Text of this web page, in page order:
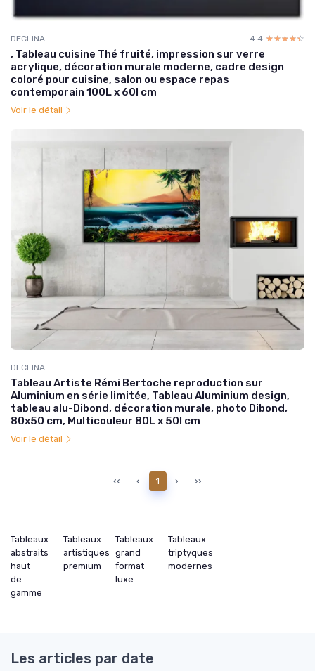
DECLINA 4.4 ☆☆☆☆☆
★★★★★
, Tableau cuisine Thé fruité, impression sur verre
acrylique, décoration murale moderne, cadre design
coloré pour cuisine, salon ou espace repas
contemporain 100L x 60l cm
Voir le détail
DECLINA
Tableau Artiste Rémi Bertoche reproduction sur
Aluminium en série limitée, Tableau Aluminium design,
tableau alu-Dibond, décoration murale, photo Dibond,
80x50 cm, Multicouleur 80L x 50l cm
Voir le détail
‹‹ ‹ 1 › ››
Tableaux
abstraits
haut
de
gamme
Tableaux
artistiques
premium
Tableaux
grand
format
luxe
Tableaux
triptyques
modernes
Les articles par date